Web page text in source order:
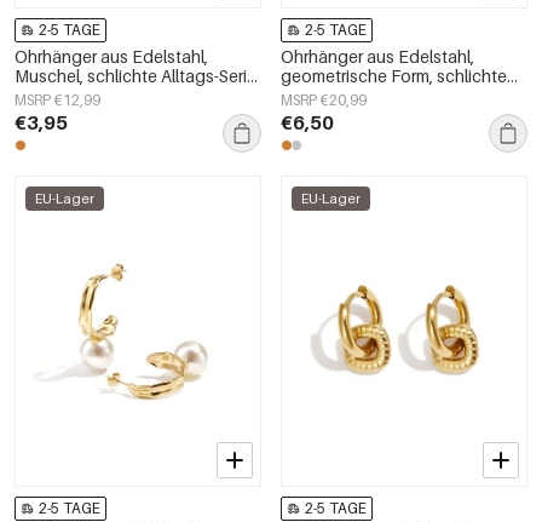
2-5 TAGE
Ohrhänger aus Edelstahl,
Muschel, schlichte Alltags-Serie,
Damenschmuck
MSRP €12,99
€3,95
2-5 TAGE
Ohrhänger aus Edelstahl,
geometrische Form, schlichte
Alltags-Serie, Damenschmuck
MSRP €20,99
€6,50
EU-Lager
2-5 TAGE
EU-Lager
2-5 TAGE